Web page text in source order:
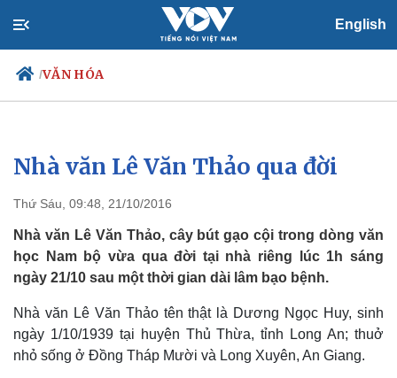
English
/VĂN HÓA
Chính trị
Tổ chức nhân sự
Quốc hội
Xã hội
Giáo dục
Dấu ấn VOV
Việc làm
Biển đảo
Nhà văn Lê Văn Thảo qua đời
Thứ Sáu, 09:48, 21/10/2016
Nhà văn Lê Văn Thảo, cây bút gạo cội trong dòng văn
học Nam bộ vừa qua đời tại nhà riêng lúc 1h sáng
ngày 21/10 sau một thời gian dài lâm bạo bệnh.
Nhà văn Lê Văn Thảo tên thật là Dương Ngọc Huy, sinh
ngày 1/10/1939 tại huyện Thủ Thừa, tỉnh Long An; thuở
nhỏ sống ở Đồng Tháp Mười và Long Xuyên, An Giang.